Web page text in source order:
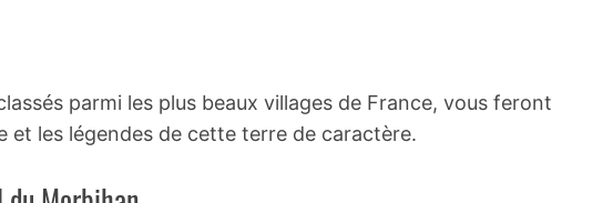
parmi les plus beaux villages de France, vous feront
et les légendes de cette terre de caractère.